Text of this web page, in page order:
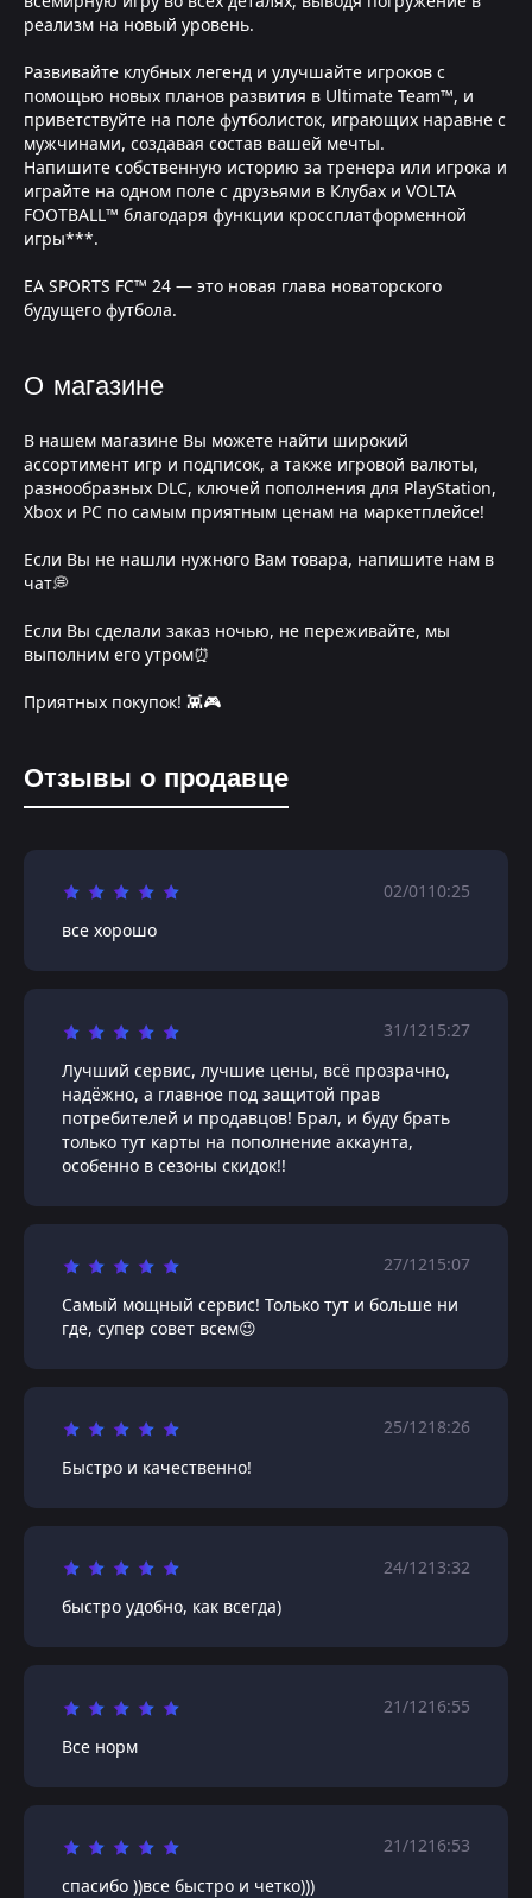
реализм на новый уровень.
Развивайте клубных легенд и улучшайте игроков с
помощью новых планов развития в Ultimate Team™, и
приветствуйте на поле футболисток, играющих наравне с
мужчинами, создавая состав вашей мечты.
Напишите собственную историю за тренера или игрока и
играйте на одном поле с друзьями в Клубах и VOLTA
FOOTBALL™ благодаря функции кроссплатформенной
игры***.
EA SPORTS FC™ 24 — это новая глава новаторского
будущего футбола.
О магазине
В нашем магазине Вы можете найти широкий
ассортимент игр и подписок, а также игровой валюты,
разнообразных DLC, ключей пополнения для PlayStation,
Xbox и PC по самым приятным ценам на маркетплейсе!
Если Вы не нашли нужного Вам товара, напишите нам в
чат💭
Если Вы сделали заказ ночью, не переживайте, мы
выполним его утром⏰
Приятных покупок! 👾🎮
Отзывы о продавце
02/01 10:25
все хорошо
31/1215:27
Лучший сервис, лучшие цены, всё прозрачно,
надёжно, а главное под защитой прав
потребителей и продавцов! Брал, и буду брать
только тут карты на пополнение аккаунта,
особенно в сезоны скидок!!
27/1215:07
Самый мощный сервис! Только тут и больше ни
где, супер совет всем😉
25/1218:26
Быстро и качественно!
24/1213:32
быстро удобно, как всегда)
21/1216:55
Все норм
21/1216:53
спасибо ))все быстро и четко)))